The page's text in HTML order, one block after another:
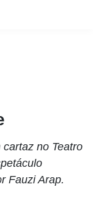
no Teatro
Fauzi Arap.